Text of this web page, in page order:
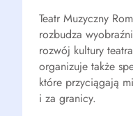
Teatr Muzyczny
rozbudza
rozwój kultury
organizuje także
które przyciągają
i za granicy.